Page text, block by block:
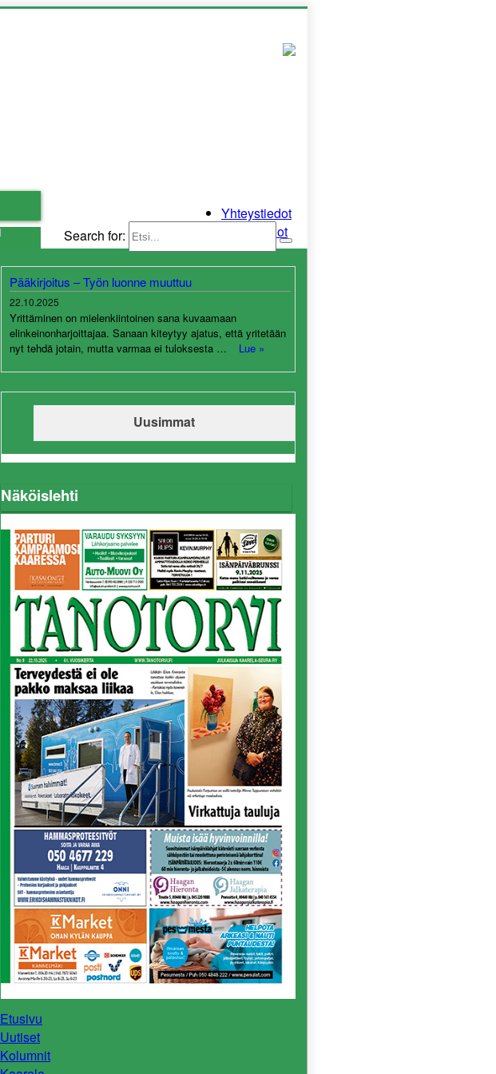
Search for:
Yhteystiedot
Mediatiedot
Pääkirjoitus – Työn luonne muuttuu
22.10.2025
Yrittäminen on mielenkiintoinen sana kuvaamaan
elinkeinonharjoittajaa. Sanaan kiteytyy ajatus, että yritetään
nyt tehdä jotain, mutta varmaa ei tuloksesta …
Lue »
Uusimmat
Näköislehti
Etusivu
Uutiset
Kolumnit